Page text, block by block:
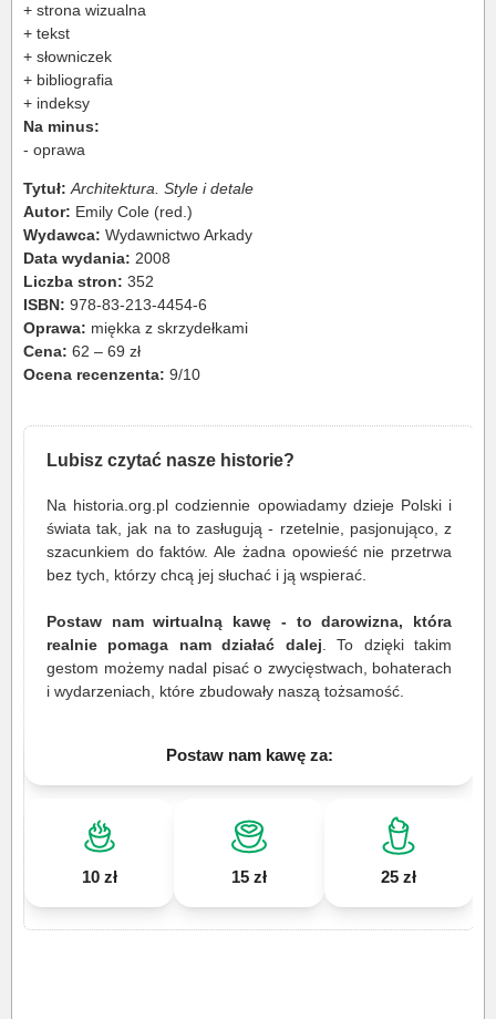
+ strona wizualna
+ tekst
+ słowniczek
+ bibliografia
+ indeksy
Na minus:
- oprawa
Tytuł: Architektura. Style i detale
Autor: Emily Cole (red.)
Wydawca: Wydawnictwo Arkady
Data wydania: 2008
Liczba stron: 352
ISBN: 978-83-213-4454-6
Oprawa: miękka z skrzydełkami
Cena: 62 – 69 zł
Ocena recenzenta: 9/10
Lubisz czytać nasze historie?
Na historia.org.pl codziennie opowiadamy dzieje Polski i
świata tak, jak na to zasługują - rzetelnie, pasjonująco, z
szacunkiem do faktów. Ale żadna opowieść nie przetrwa
bez tych, którzy chcą jej słuchać i ją wspierać.
Postaw nam wirtualną kawę - to darowizna, która
realnie pomaga nam działać dalej . To dzięki takim
gestom możemy nadal pisać o zwycięstwach, bohaterach
i wydarzeniach, które zbudowały naszą tożsamość.
Postaw nam kawę za:
10 zł 15 zł 25 zł